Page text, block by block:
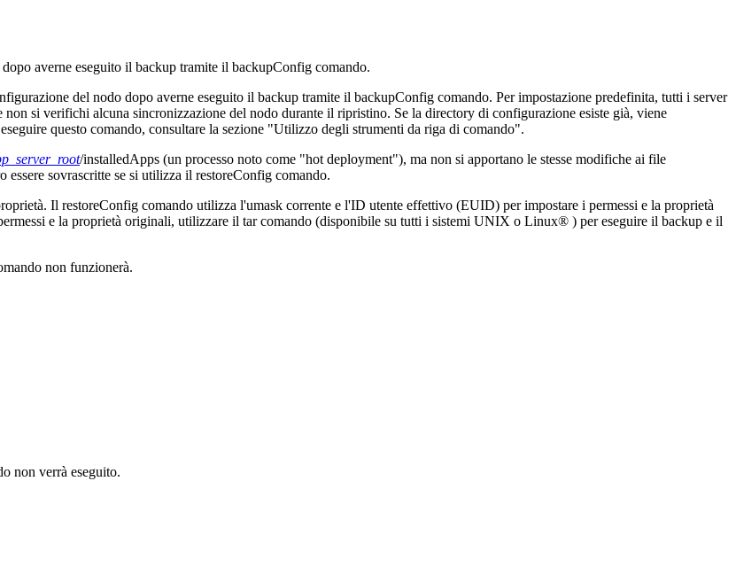
averne eseguito il backup tramite il backupConfig comando.
del nodo dopo averne eseguito il backup tramite il backupConfig comando. Per impostazione predefinita, tutti i server
si verifichi alcuna sincronizzazione del nodo durante il ripristino. Se la directory di configurazione esiste già, viene
questo comando, consultare la sezione "Utilizzo degli strumenti da riga di comando".
/installedApps (un processo noto come "hot deployment"), ma non si apportano le stesse modifiche ai file
essere sovrascritte se si utilizza il restoreConfig comando.
Il restoreConfig comando utilizza l'umask corrente e l'ID utente effettivo (EUID) per impostare i permessi e la proprietà
e la proprietà originali, utilizzare il tarcomando (disponibile su tutti i sistemi UNIX o Linux® ) per eseguire il backup e il
non funzionerà.
non verrà eseguito.